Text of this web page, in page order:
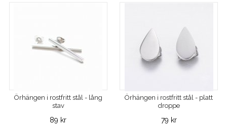
Örhängen i rostfritt stål - lång
stav
89 kr
Örhängen i rostfritt stål - platt
droppe
79 kr